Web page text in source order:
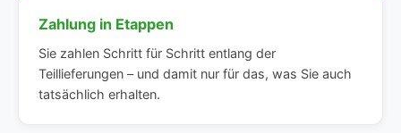
Zahlung in Etappen
Sie zahlen Schritt für Schritt entlang der
Teillieferungen – und damit nur für das, was Sie auch
tatsächlich erhalten.